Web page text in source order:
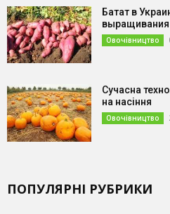
Батат в
Овочівництво
Сучасна
на насіння
Овочівництво
ПОПУЛЯРНІ РУБРИКИ